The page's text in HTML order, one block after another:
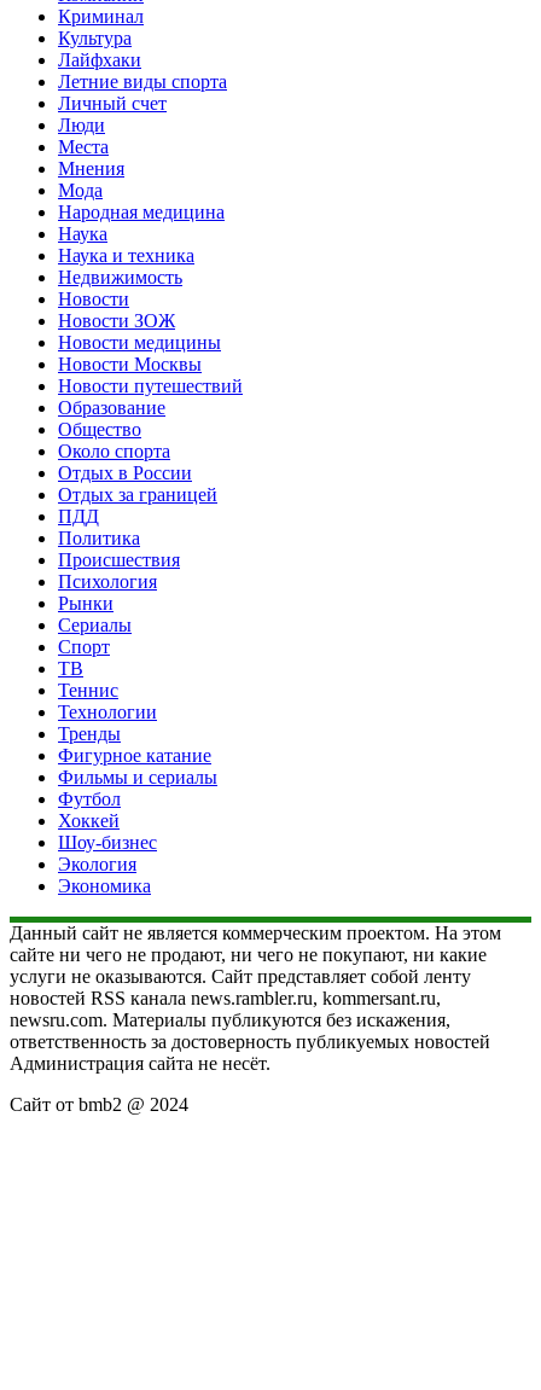
Криминал
Культура
Лайфхаки
Летние виды спорта
Личный счет
Люди
Места
Мнения
Мода
Народная медицина
Наука
Наука и техника
Недвижимость
Новости
Новости ЗОЖ
Новости медицины
Новости Москвы
Новости путешествий
Образование
Общество
Около спорта
Отдых в России
Отдых за границей
ПДД
Политика
Происшествия
Психология
Рынки
Сериалы
Спорт
ТВ
Теннис
Технологии
Тренды
Фигурное катание
Фильмы и сериалы
Футбол
Хоккей
Шоу-бизнес
Экология
Экономика
Данный сайт не является коммерческим проектом. На этом
сайте ни чего не продают, ни чего не покупают, ни какие
услуги не оказываются. Сайт представляет собой ленту
новостей RSS канала news.rambler.ru, kommersant.ru,
newsru.com. Материалы публикуются без искажения,
ответственность за достоверность публикуемых новостей
Администрация сайта не несёт.
Сайт от bmb2 @ 2024